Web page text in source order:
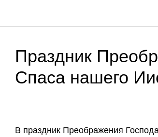
Праздник
Спаса нашего
В праздник Преображения